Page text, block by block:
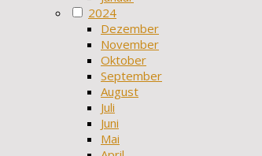
2024
Dezember
November
Oktober
September
August
Juli
Juni
Mai